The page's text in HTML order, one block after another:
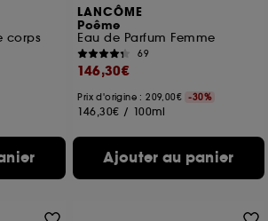
corps
LANCÔME
Poême
Eau de Parfum Femme
69
146,30€
Prix d'origine : 209,00€ -30%
146,30€ / 100ml
Ajouter au panier